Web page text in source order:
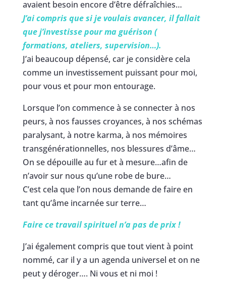
avaient besoin encore d’être défraîchies…
J’ai compris que si je voulais avancer, il fallait
que j’investisse pour ma guérison (
formations, ateliers, supervision…).
J’ai beaucoup dépensé, car je considère cela
comme un investissement puissant pour moi,
pour vous et pour mon entourage.
Lorsque l’on commence à se connecter à nos
peurs, à nos fausses croyances, à nos schémas
paralysant, à notre karma, à nos mémoires
transgénérationnelles, nos blessures d’âme…
On se dépouille au fur et à mesure…afin de
n’avoir sur nous qu’une robe de bure…
C’est cela que l’on nous demande de faire en
tant qu’âme incarnée sur terre…
Faire ce travail spirituel n’a pas de prix !
J’ai également compris que tout vient à point
nommé, car il y a un agenda universel et on ne
peut y déroger…. Ni vous et ni moi !